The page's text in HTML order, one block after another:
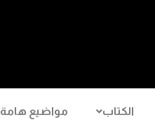
الكتاب مواضيع هامة